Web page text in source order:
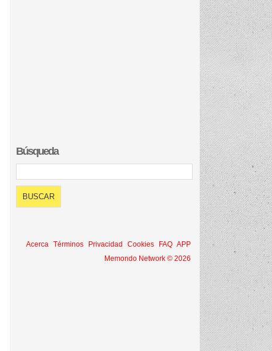
Búsqueda
Acerca Términos Privacidad Cookies FAQ APP
Memondo Network © 2026